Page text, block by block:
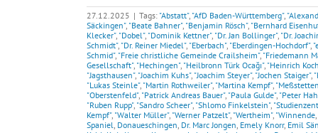
27.12.2025 | Tags: "Abstatt", "AfD Baden-Württemberg",
Säckingen", "Beate Bahner", "Benjamin Rösch", "Bernhard
Klecker", "Dobel", "Dominik Kettner", "Dr. Jan Bollinger", "Dr.
Schmidt", "Dr. Reiner Miedel", "Eberbach", "Eberdingen-Hochdorf",
Schmid", "Freie christliche Gemeinde Crailsheim", "Friedemann
Gesellschaft", "Hechingen", "Heilbronn Türk Ocağı", "Heinrich
"Jagsthausen", "Joachim Kuhs", "Joachim Steyer", "Jochen Staiger",
"Lukas Steinle", "Martin Rothweiler", "Martina Kempf",
"Oberstenfeld", "Patrick Andreas Bauer", "Paula Gulde", "Peter
"Ruben Rupp", "Sandro Scheer", "Shlomo Finkelstein",
Kempf", "Walter Müller", "Werner Patzelt", "Wertheim", "Winnende,
Spaniel, Donaueschingen, Dr. Marc Jongen, Emely Knorr, Emil